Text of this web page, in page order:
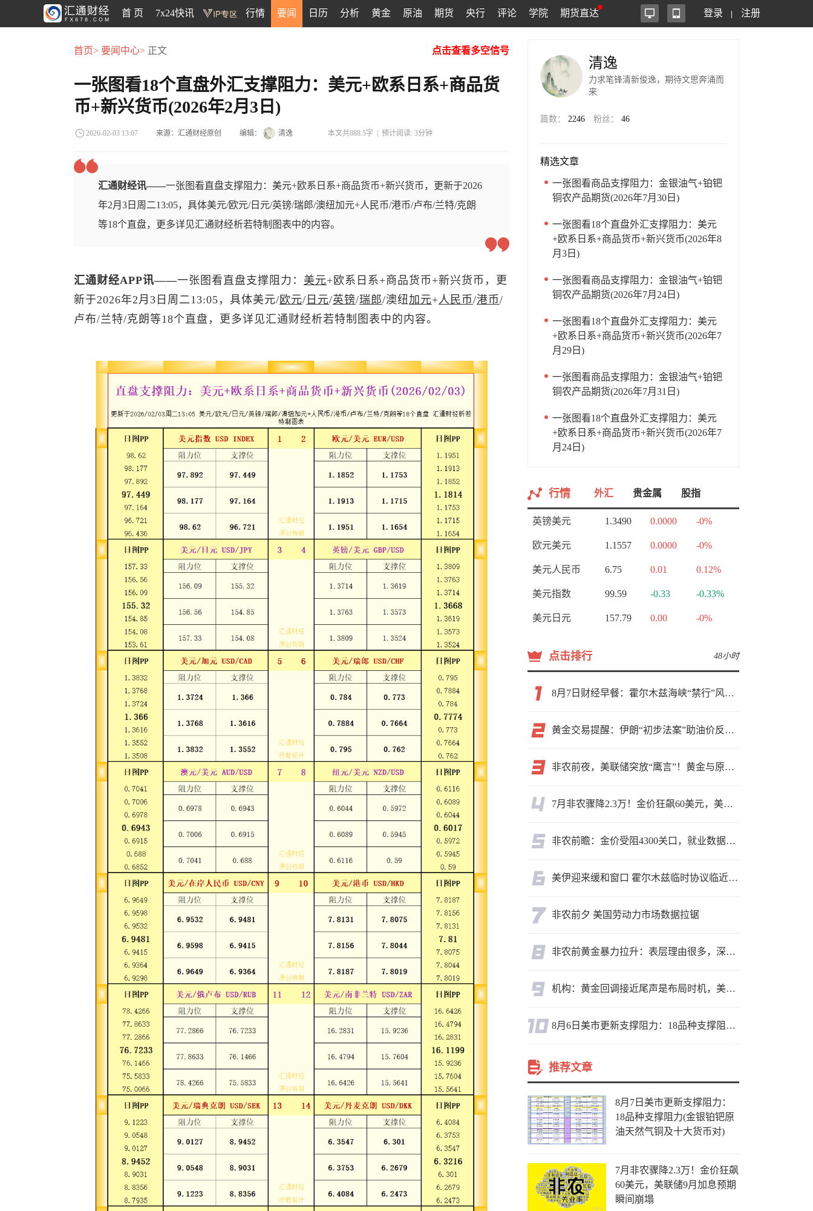
首 页 7x24快讯 行情 要闻 日历 分析 黄金 原油 期货 央行 评论 学院 期货直达 登录 注册
首页> 要闻中心> 正文 点击查看多空信号
一张图看18个直盘外汇支撑阻力：美元+欧系日系+商品货
币+新兴货币(2026年2月3日)
2026-02-03 13:07 来源：汇通财经原创 编辑： 清逸 本文共888.5字 |预计阅读: 3分钟
汇通财经讯——一张图看直盘支撑阻力：美元+欧系日系+商品货币+新兴货币，更新于2026
年2月3日周二13:05，具体美元/欧元/日元/英镑/瑞郎/澳纽加元+人民币/港币/卢布/兰特/克朗
等18个直盘，更多详见汇通财经析若特制图表中的内容。
汇通财经APP讯——一张图看直盘支撑阻力： 美元+欧系日系+商品货币+新兴货币，更
新于2026年2月3日周二13:05，具体美元/欧元/ 日元/英镑/瑞郎/澳纽 加元+人民币/港币/
卢布/兰特/克朗等18个直盘，更多详见汇通财经析若特制图表中的内容。
清逸
力求笔锋清新俊逸，期待文思奔涌而
来
篇数： 2246 粉丝： 46
精选文章
一张图看商品支撑阻力：金银油气+铂钯
铜农产品期货(2026年7月30日)
一张图看18个直盘外汇支撑阻力：美元
+欧系日系+商品货币+新兴货币(2026年8
月3日)
一张图看商品支撑阻力：金银油气+铂钯
铜农产品期货(2026年7月24日)
一张图看18个直盘外汇支撑阻力：美元
+欧系日系+商品货币+新兴货币(2026年7
月29日)
一张图看商品支撑阻力：金银油气+铂钯
铜农产品期货(2026年7月31日)
一张图看18个直盘外汇支撑阻力：美元
+欧系日系+商品货币+新兴货币(2026年7
月24日)
行情 外汇 贵金属 股指
英镑美元 1.3490 0.0000 -0%
欧元美元 1.1557 0.0000 -0%
美元人民币 6.75 0.01 0.12%
美元指数 99.59 -0.33 -0.33%
美元日元 157.79 0.00 -0%
点击排行 48小时
8月7日财经早餐：霍尔木兹海峡“禁行”风波再起，油价急涨金价承压，非农夜市场博弈加剧
黄金交易提醒：伊朗“初步法案”助油价反弹逾3%，金价小幅承压，非农重磅来袭！
非农前夜，美联储突放“鹰言”！黄金与原油为何联手反攻？
7月非农骤降2.3万！金价狂飙60美元，美联储9月加息预期瞬间崩塌
非农前瞻：金价受阻4300关口，就业数据是“火上浇油”还是“釜底抽薪”？
美伊迎来缓和窗口 霍尔木兹临时协议临近落地
非农前夕 美国劳动力市场数据拉锯
非农前黄金暴力拉升：表层理由很多，深层逻辑却让人困惑
机构：黄金回调接近尾声是布局时机，美元后市或走弱转为利多因素
8月6日美市更新支撑阻力：18品种支撑阻力(金银铂钯原油天然气铜及十大货币对)
推荐文章
8月7日美市更新支撑阻力：
18品种支撑阻力(金银铂钯原
油天然气铜及十大货币对)
7月非农骤降2.3万！金价狂飙
60美元，美联储9月加息预期
瞬间崩塌